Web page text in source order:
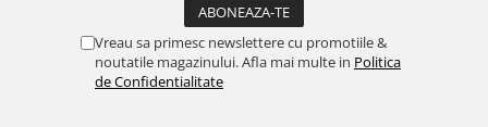
Vreau sa primesc newslettere cu promotiile &
noutatile magazinului. Afla mai multe in Politica
de Confidentialitate